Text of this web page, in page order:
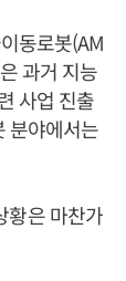
동로봇(AM
과거 지능
사업 진출
분야에서는
황은 마찬가